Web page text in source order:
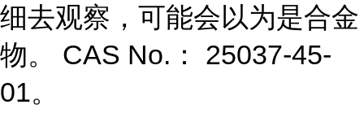
细去观察，可能会以为是合金
物。 CAS No.： 25037-45-
01。